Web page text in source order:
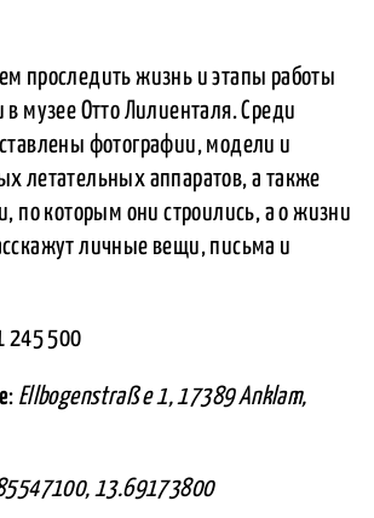
проследить жизнь и этапы работы
музее Отто Лилиенталя. Среди
фотографии, модели и
летательных аппаратов, а также
по которым они строились, а о жизни
личные вещи, письма и
245 500
: Ellbogenstraß e 1, 17389 Anklam,
13.69173800